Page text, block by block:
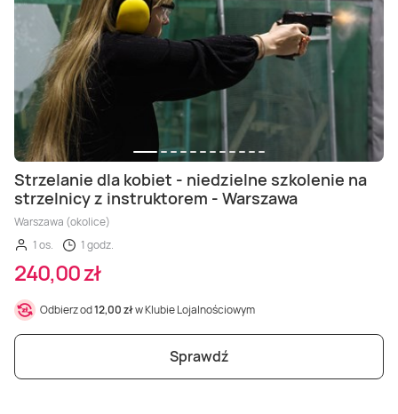
Masaż Karku
Masaż orientalny
Strzelanie dla kobiet - niedzielne szkolenie na
strzelnicy z instruktorem - Warszawa
Warszawa (okolice)
1 os.
1 godz.
240,00 zł
Odbierz od12,00 złw Klubie Lojalnościowym
Sprawdź